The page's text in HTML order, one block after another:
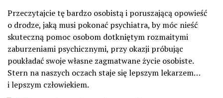
Przeczytajcie tę bardzo osobistą i poruszającą opowieść
o drodze, jaką musi pokonać psychiatra, by móc nieść
skuteczną pomoc osobom dotkniętym rozmaitymi
zaburzeniami psychicznymi, przy okazji próbując
poukładać swoje własne zagmatwane życie osobiste.
Stern na naszych oczach staje się lepszym lekarzem…
i lepszym człowiekiem.